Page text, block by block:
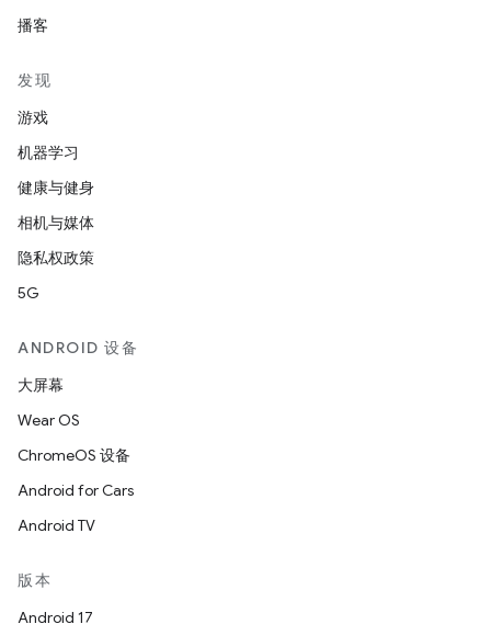
播客
发现
游戏
机器学习
健康与健身
相机与媒体
隐私权政策
5G
ANDROID 设备
大屏幕
Wear OS
ChromeOS 设备
Android for Cars
Android TV
版本
Android 17